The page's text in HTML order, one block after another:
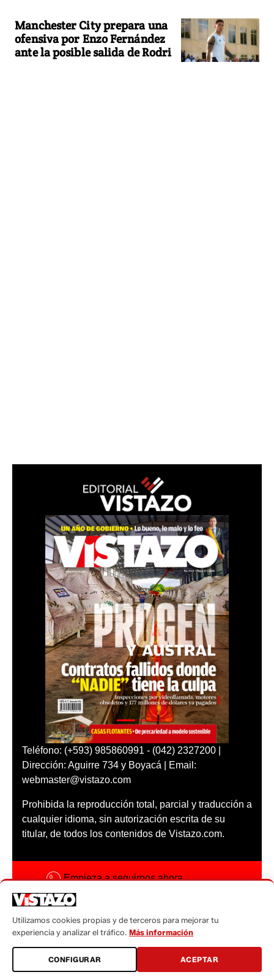
Manchester City prepara una
ofensiva por Enzo Fernández
ante la posible salida de Rodri
Teléfono: (+593) 985860991 - (042) 2327200 |
Dirección: Aguirre 734 y Boyacá | Email:
webmaster@vistazo.com
Prohibida la reproducción total, parcial y traducción a
cualquier idioma, sin autorización escrita de su
titular, de todos los contenidos de Vistazo.com.
Empieza a seguirnos ahora
Código ética
Sugerencias a:
sugerencias@vistazo.com
Utilizamos cookies propias y de terceros para mejorar tu
experiencia y analizar el tráfico. Más información
CONFIGURAR ACEPTAR